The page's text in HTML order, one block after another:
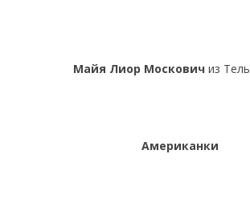
Майя Лиор Москович из
Американки